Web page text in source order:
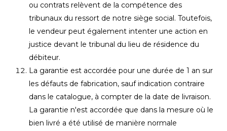
ou contrats relèvent de la compétence des
tribunaux du ressort de notre siège social. Toutefois,
le vendeur peut également intenter une action en
justice devant le tribunal du lieu de résidence du
débiteur.
La garantie est accordée pour une durée de 1 an sur
les défauts de fabrication, sauf indication contraire
dans le catalogue, à compter de la date de livraison.
La garantie n'est accordée que dans la mesure où le
bien livré a été utilisé de manière normale